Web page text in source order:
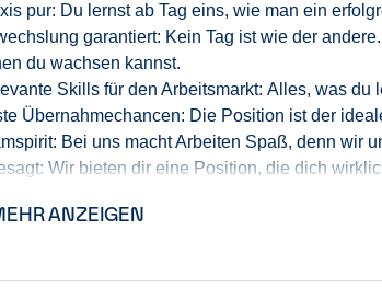
ANZEIGEN
pur: Du lernst ab Tag eins, wie man ein
garantiert: Kein Tag ist wie der
du wachsen kannst.
Skills für den Arbeitsmarkt: Alles, was du
Übernahmechancen: Die Position ist der
Bei uns macht Arbeiten Spaß, denn wir
Wir bieten dir eine Position, die dich